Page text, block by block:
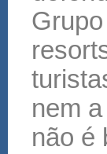
nem
não é